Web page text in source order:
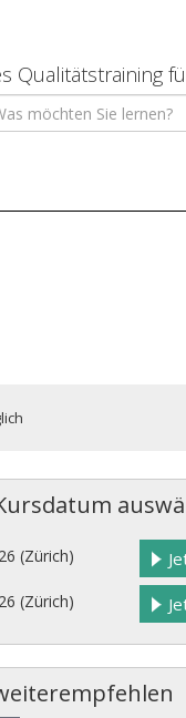
Qualitätstraining
(Zürich)
(Zürich)